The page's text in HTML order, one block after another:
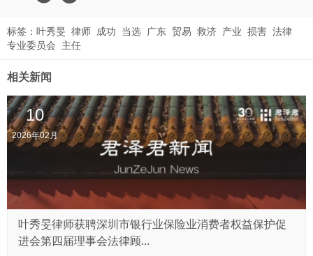
标签： 叶秀旻 律师 成功 当选 广东 贸易 救济 产业 损害 法律
专业委员会
主任
相关新闻
10
2026年02月
叶秀旻律师获聘深圳市银行业保险业消费者权益保护促
进会第四届理事会法律顾...